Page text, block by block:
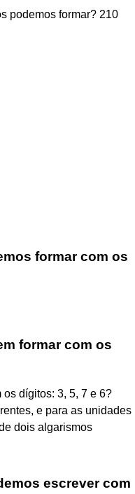
podemos formar? 210
formar com os
formar com os
dígitos: 3, 5, 7 e 6?
e para as unidades
dois algarismos
escrever com